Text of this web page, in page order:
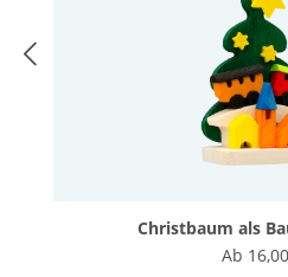
Christbaum als
Ab